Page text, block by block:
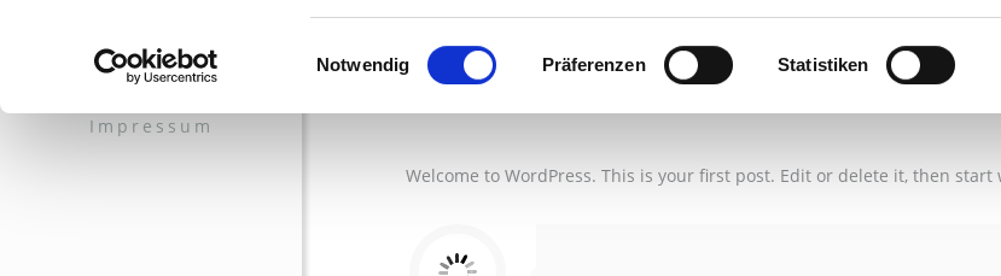
Einwilligungsauswahl
Notwendig Präferenzen Statistiken
Onlineshop
Impressum
Hello world!
Welcome to WordPress. This is your first post. Edit or delete it, then start